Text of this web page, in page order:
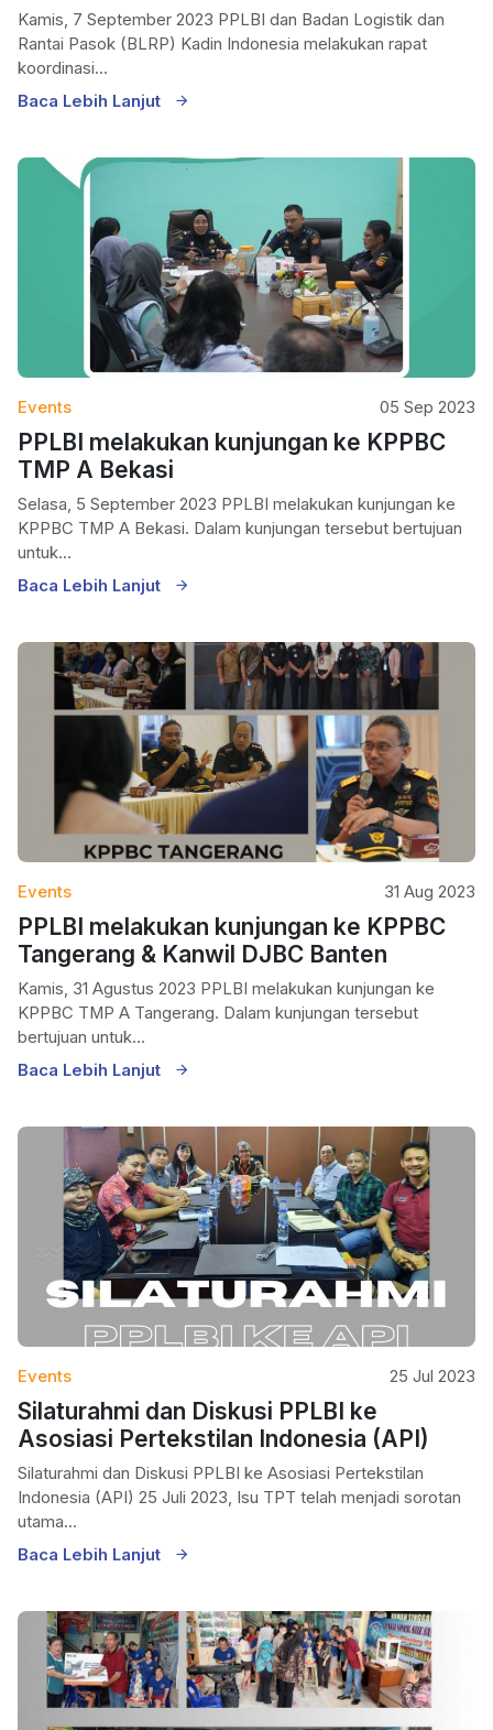
Kamis, 7 September 2023 PPLBI dan Badan Logistik dan
Rantai Pasok (BLRP) Kadin Indonesia melakukan rapat
koordinasi...
Baca Lebih Lanjut
Events 05 Sep 2023
PPLBI melakukan kunjungan ke KPPBC
TMP A Bekasi
Selasa, 5 September 2023 PPLBI melakukan kunjungan ke
KPPBC TMP A Bekasi. Dalam kunjungan tersebut bertujuan
untuk...
Baca Lebih Lanjut
Events 31 Aug 2023
PPLBI melakukan kunjungan ke KPPBC
Tangerang & Kanwil DJBC Banten
Kamis, 31 Agustus 2023 PPLBI melakukan kunjungan ke
KPPBC TMP A Tangerang. Dalam kunjungan tersebut
bertujuan untuk...
Baca Lebih Lanjut
Events 25 Jul 2023
Silaturahmi dan Diskusi PPLBI ke
Asosiasi Pertekstilan Indonesia (API)
Silaturahmi dan Diskusi PPLBI ke Asosiasi Pertekstilan
Indonesia (API) 25 Juli 2023, Isu TPT telah menjadi sorotan
utama...
Baca Lebih Lanjut